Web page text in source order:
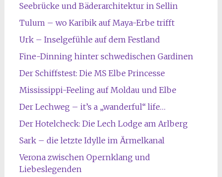
Seebrücke und Bäderarchitektur in Sellin
Tulum – wo Karibik auf Maya-Erbe trifft
Urk – Inselgefühle auf dem Festland
Fine-Dinning hinter schwedischen Gardinen
Der Schiffstest: Die MS Elbe Princesse
Mississippi-Feeling auf Moldau und Elbe
Der Lechweg – it’s a „wanderful“ life…
Der Hotelcheck: Die Lech Lodge am Arlberg
Sark – die letzte Idylle im Ärmelkanal
Verona zwischen Opernklang und
Liebeslegenden